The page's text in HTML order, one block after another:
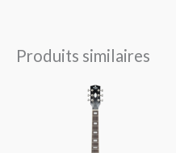
Produits similaires